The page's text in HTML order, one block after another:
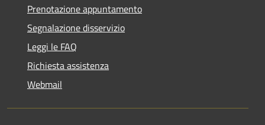
Prenotazione appuntamento
Segnalazione disservizio
Leggi le FAQ
Richiesta assistenza
Webmail